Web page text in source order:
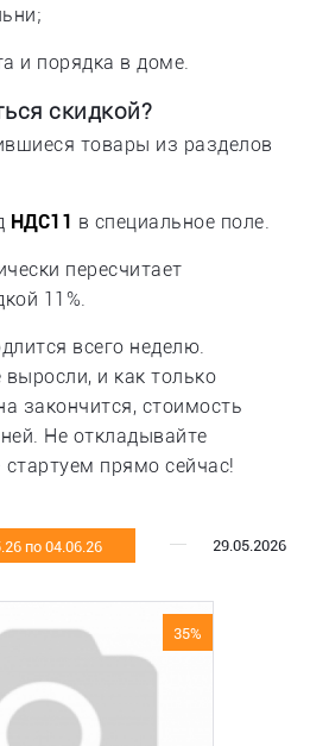
и порядка в доме.
скидкой?
товары из разделов
НДС11 в специальное поле.
пересчитает
11%.
всего неделю.
и как только
закончится, стоимость
Не откладывайте
прямо сейчас!
по 04.06.26 29.05.2026
35%